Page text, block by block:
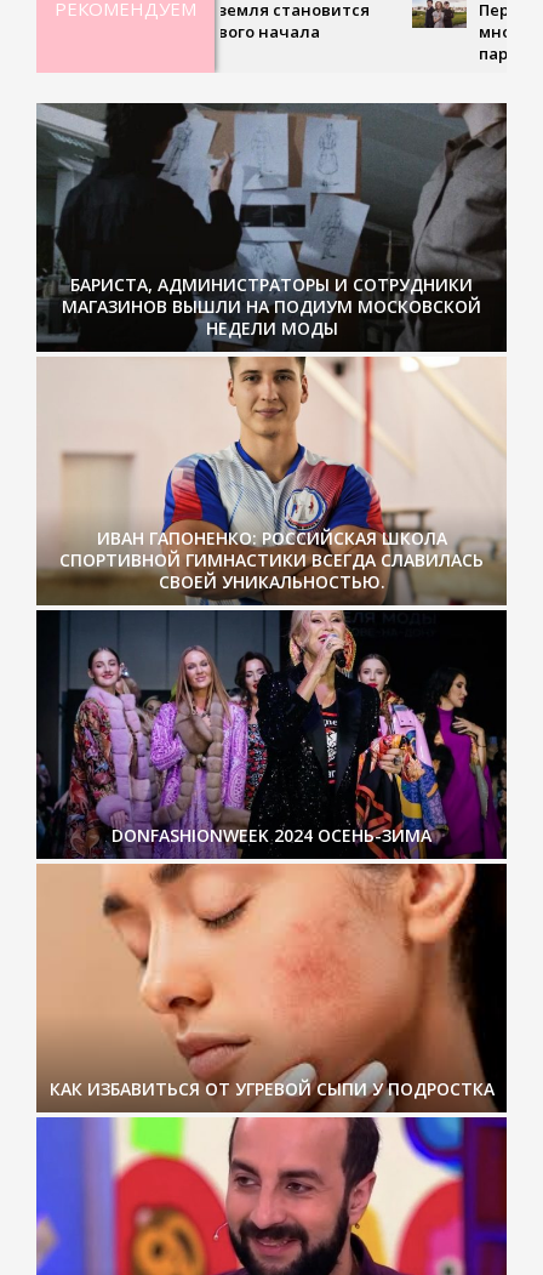
РЕКОМЕНДУЕМ
холодная земля становится
Первом канале
многосерийная
БАРИСТА, АДМИНИСТРАТОРЫ И СОТРУДНИКИ
МАГАЗИНОВ ВЫШЛИ НА ПОДИУМ МОСКОВСКОЙ
НЕДЕЛИ МОДЫ
ИВАН ГАПОНЕНКО: РОССИЙСКАЯ ШКОЛА
СПОРТИВНОЙ ГИМНАСТИКИ ВСЕГДА СЛАВИЛАСЬ
СВОЕЙ УНИКАЛЬНОСТЬЮ.
DONFASHIONWEEK 2024 ОСЕНЬ-ЗИМА
КАК ИЗБАВИТЬСЯ ОТ УГРЕВОЙ СЫПИ У ПОДРОСТКА